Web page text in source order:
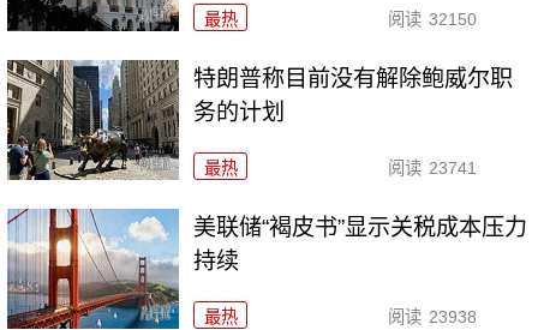
最热 阅读 32150
特朗普称目前没有解除鲍威尔职
务的计划
最热 阅读 23741
美联储“褐皮书”显示关税成本压力
持续
最热 阅读 23938